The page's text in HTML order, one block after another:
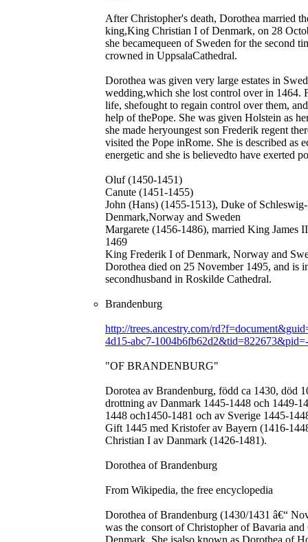
After Christopher's death, Dorothea married
king,King Christian I of Denmark, on 28
she becamequeen of Sweden for the second
crowned in UppsalaCathedral.
Dorothea was given very large estates in
wedding,which she lost control over in 1464.
life, shefought to regain control over them,
help of thePope. She was given Holstein as
she made heryoungest son Frederik regent
visited the Pope inRome. She is described as
energetic and she is believedto have exerted
Oluf (1450-1451)
Canute (1451-1455)
John (Hans) (1455-1513), Duke of
Denmark,Norway and Sweden
Margarete (1456-1486), married King James
1469
King Frederik I of Denmark, Norway and
Dorothea died on 25 November 1495, and is
secondhusband in Roskilde Cathedral.
Brandenburg
http://trees.ancestry.com/
4d15-abc7-
"OF BRANDENBURG"
Dorotea av Brandenburg, född ca 1430, död
drottning av Danmark 1445-1448 och 1449-
1448 och1450-1481 och av Sverige 1445-
Gift 1445 med Kristofer av Bayern (1416-
Christian I av Danmark (1426-1481).
Dorothea of Brandenburg
From Wikipedia, the free encyclopedia
Dorothea of Brandenburg (1430/1431 â€“
was the consort of Christopher of Bavaria
Denmark. She isalso known as Dorothea of